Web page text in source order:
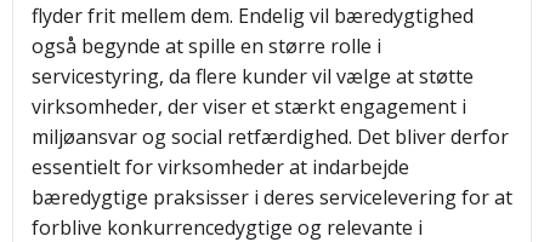
flyder frit mellem dem. Endelig vil bæredygtighed
også begynde at spille en større rolle i
servicestyring, da flere kunder vil vælge at støtte
virksomheder, der viser et stærkt engagement i
miljøansvar og social retfærdighed. Det bliver derfor
essentielt for virksomheder at indarbejde
bæredygtige praksisser i deres servicelevering for at
forblive konkurrencedygtige og relevante i